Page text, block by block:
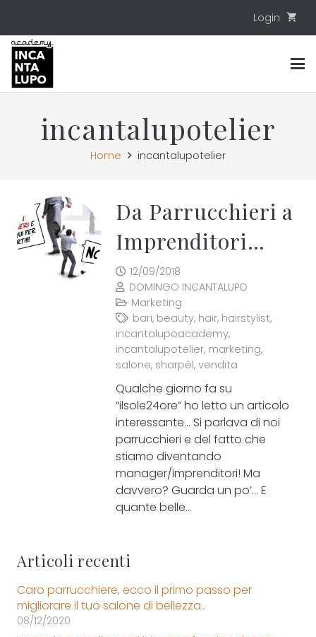
Login shopping_cart
incantalupotelier
Home incantalupotelier
Da Parrucchieri a
Imprenditori…
12/09/2018
DOMINGO INCANTALUPO
Marketing
bari, beauty, hair, hairstylist,
incantalupoacademy,
incantalupotelier, marketing,
salone, sharpél, vendita
Qualche giorno fa su
“ilsole24ore” ho letto un articolo
interessante… Si parlava di noi
parrucchieri e del fatto che
stiamo diventando
manager/imprenditori! Ma
davvero? Guarda un po’… E
quante belle…
Articoli recenti
Caro parrucchiere, ecco il primo passo per
migliorare il tuo salone di bellezza..
08/12/2020